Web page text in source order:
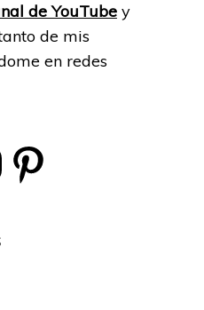
de YouTubey
de mis
en redes
Pinterest